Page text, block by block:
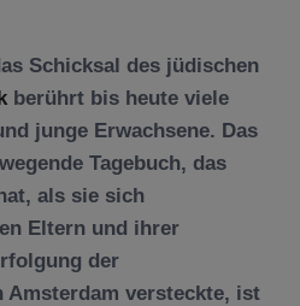
Schicksal des jüdischen
berührt bis heute viele
junge Erwachsene. Das
Tagebuch, das
als sie sich
Eltern und ihrer
der
Amsterdam versteckte, ist